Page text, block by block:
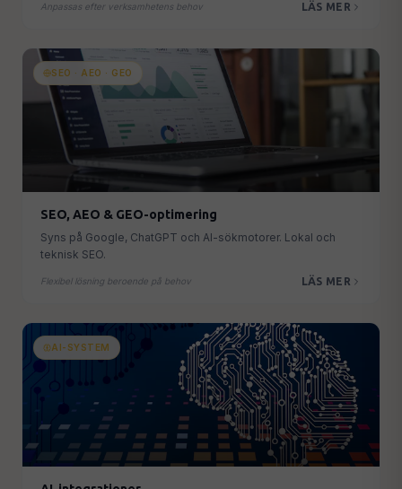
ALLA TJÄNSTER →
Anpassas efter verksamhetens behov LÄS MER
SEO · AEO · GEO
SEO, AEO & GEO-optimering
Syns på Google, ChatGPT och AI-sökmotorer. Lokal och
teknisk SEO.
Flexibel lösning beroende på behov LÄS MER
AI-SYSTEM